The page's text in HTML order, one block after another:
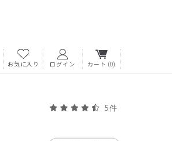
お気に入り ログイン カート (0)
5件